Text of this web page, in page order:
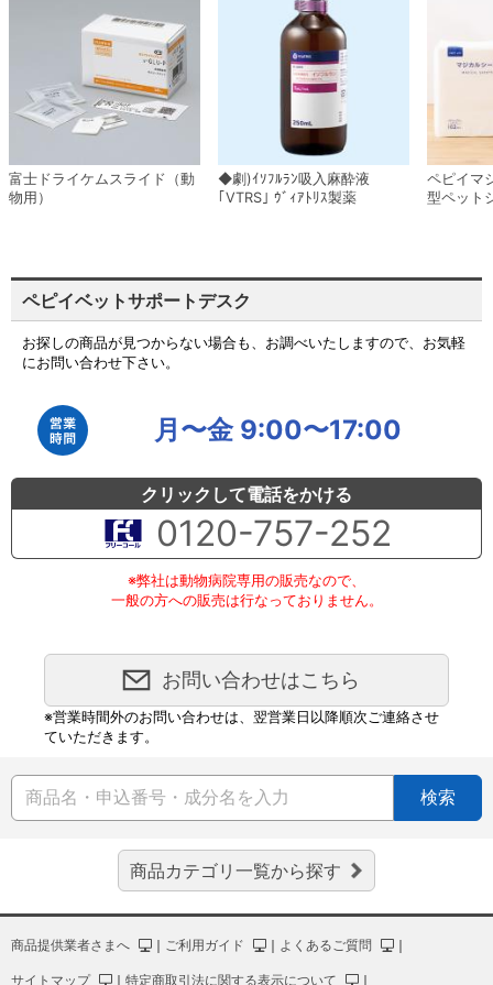
富士ドライケムスライド（動
物用）
◆劇)ｲｿﾌﾙﾗﾝ吸入麻酔液
｢VTRS｣ ｳﾞｨｱﾄﾘｽ製薬
ペピイマ
型ペット
ペピイベットサポートデスク
お探しの商品が見つからない場合も、お調べいたしますので、お気軽
にお問い合わせ下さい。
月〜金 9:00〜17:00
クリックして電話をかける
0120-757-252
※弊社は動物病院専用の販売なので、
一般の方への販売は行なっておりません。
お問い合わせはこちら
※営業時間外のお問い合わせは、翌営業日以降順次ご連絡させ
ていただきます。
検索
商品カテゴリ一覧から探す
商品提供業者さまへ ｜ ご利用ガイド ｜ よくあるご質問 ｜
サイトマップ ｜ 特定商取引法に関する表示について ｜